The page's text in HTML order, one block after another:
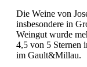
Die Weine von
insbesondere in
Weingut wurde
4,5 von 5 Sternen
im Gault&Millau.